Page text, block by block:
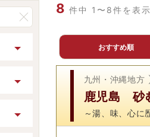
8 件中 1〜8件を表示
おすすめ順
九州・沖縄地方
鹿児島 砂
～湯、味、心に